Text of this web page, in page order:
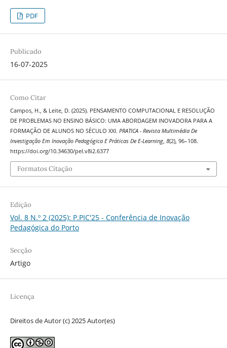
PDF
Publicado
16-07-2025
Como Citar
Campos, H., & Leite, D. (2025). PENSAMENTO COMPUTACIONAL E RESOLUÇÃO
DE PROBLEMAS NO ENSINO BÁSICO: UMA ABORDAGEM INOVADORA PARA A
FORMAÇÃO DE ALUNOS NO SÉCULO XXI. PRATICA - Revista Multimédia De
Investigação Em Inovação Pedagógica E Práticas De E-Learning, 8(2), 96–108.
https://doi.org/10.34630/pel.v8i2.6377
Formatos Citação
Edição
Vol. 8 N.º 2 (2025): P.PIC'25 - Conferência de Inovação
Pedagógica do Porto
Secção
Artigo
Licença
Direitos de Autor (c) 2025 Autor(es)